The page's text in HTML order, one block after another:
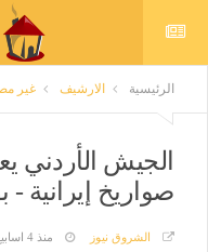
الرئيسية الارشيف غير
صواريخ إيرانية -
الشروق نيوز منذ 4 اسابيع